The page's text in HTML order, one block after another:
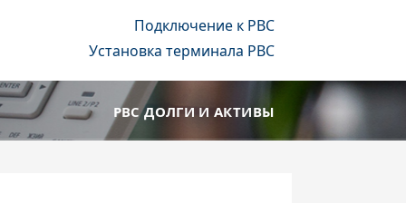
Подключение к РВС
Установка терминала РВС
РВС ДОЛГИ И АКТИВЫ